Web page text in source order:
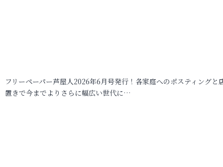
フリーペーパー芦屋人2026年6月号発行！各家庭へのポスティングと
置きで今までよりさらに幅広い世代に…